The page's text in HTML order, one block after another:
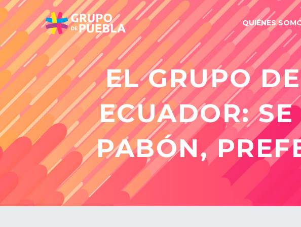
QUIÉNES
EL GRUPO
ECUADOR:
PABÓN,